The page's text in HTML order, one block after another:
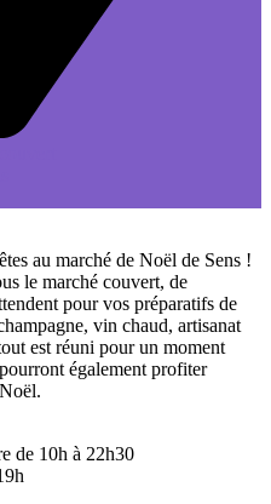
au marché de Noël de Sens !
le marché couvert, de
pour vos préparatifs de
vin chaud, artisanat
est réuni pour un moment
également profiter
de 10h à 22h30